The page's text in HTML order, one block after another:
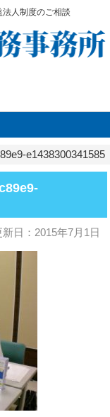
人制度のご相談
e1438300341585
新日：2015年7月1日